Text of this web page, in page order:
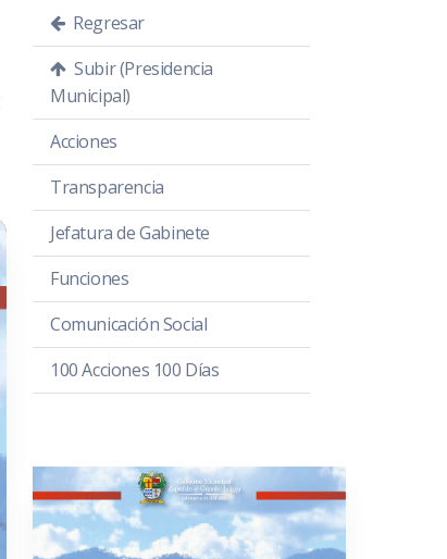
Regresar
Subir (Presidencia
Municipal)
Acciones
Transparencia
Jefatura de Gabinete
Funciones
Comunicación Social
100 Acciones 100 Días